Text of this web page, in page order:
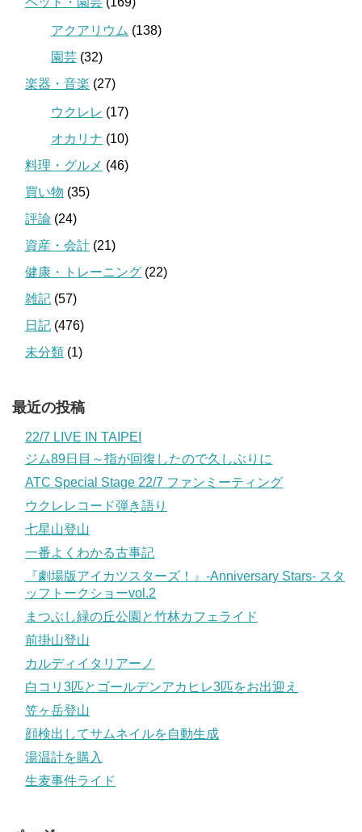
アクアリウム (138)
園芸 (32)
楽器・音楽 (27)
ウクレレ (17)
オカリナ (10)
料理・グルメ (46)
買い物 (35)
評論 (24)
資産・会計 (21)
健康・トレーニング (22)
雑記 (57)
日記 (476)
未分類 (1)
最近の投稿
22/7 LIVE IN TAIPEI
ジム89日目～指が回復したので久しぶりに
ATC Special Stage 22/7 ファンミーティング
ウクレレコード弾き語り
七星山登山
一番よくわかる古事記
『劇場版アイカツスターズ！』-Anniversary Stars- スタ
ッフトークショーvol.2
まつぶし緑の丘公園と竹林カフェライド
前掛山登山
カルディイタリアーノ
白コリ3匹とゴールデンアカヒレ3匹をお出迎え
笠ヶ岳登山
顔検出してサムネイルを自動生成
湯温計を購入
生麦事件ライド